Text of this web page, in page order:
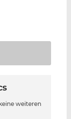
weiteren